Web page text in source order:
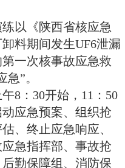
练。救援演练
办公厅、公安
交通厅、民政
环保局、省外
局等核应急成
援演练以《